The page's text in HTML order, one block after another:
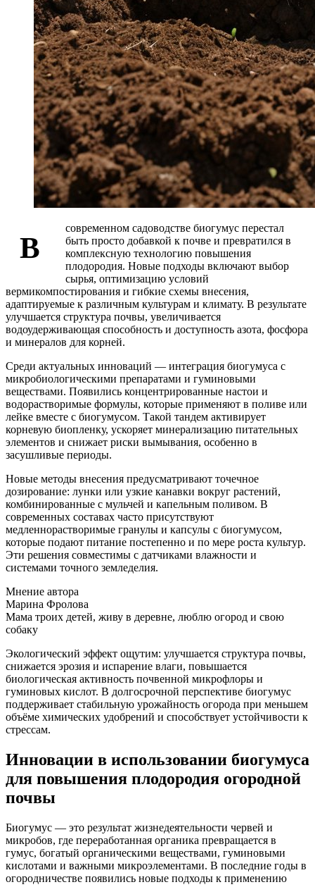
В
современном садоводстве биогумус перестал
быть просто добавкой к почве и превратился в
комплексную технологию повышения
плодородия. Новые подходы включают выбор
сырья, оптимизацию условий
вермикомпостирования и гибкие схемы внесения,
адаптируемые к различным культурам и климату. В результате
улучшается структура почвы, увеличивается
водоудерживающая способность и доступность азота, фосфора
и минералов для корней.
Среди актуальных инноваций — интеграция биогумуса с
микробиологическими препаратами и гуминовыми
веществами. Появились концентрированные настои и
водорастворимые формулы, которые применяют в поливе или
лейке вместе с биогумусом. Такой тандем активирует
корневую биопленку, ускоряет минерализацию питательных
элементов и снижает риски вымывания, особенно в
засушливые периоды.
Новые методы внесения предусматривают точечное
дозирование: лунки или узкие канавки вокруг растений,
комбинированные с мульчей и капельным поливом. В
современных составах часто присутствуют
медленнорастворимые гранулы и капсулы с биогумусом,
которые подают питание постепенно и по мере роста культур.
Эти решения совместимы с датчиками влажности и
системами точного земледелия.
Мнение автора
Марина Фролова
Мама троих детей, живу в деревне, люблю огород и свою
собаку
Экологический эффект ощутим: улучшается структура почвы,
снижается эрозия и испарение влаги, повышается
биологическая активность почвенной микрофлоры и
гуминовых кислот. В долгосрочной перспективе биогумус
поддерживает стабильную урожайность огорода при меньшем
объёме химических удобрений и способствует устойчивости к
стрессам.
Инновации в использовании биогумуса
для повышения плодородия огородной
почвы
Биогумус — это результат жизнедеятельности червей и
микробов, где переработанная органика превращается в
гумус, богатый органическими веществами, гуминовыми
кислотами и важными микроэлементами. В последние годы в
огородничестве появились новые подходы к применению